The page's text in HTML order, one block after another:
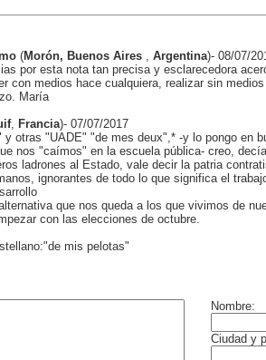
(Morón, Buenos Aires Argentina)- 08/07/
por esta nota tan precisa y esclarecedora
con medios hace cualquiera, realizar sin
María
, Francia)- 07/07/2017
y otras "UADE" "de mes deux",* -y lo pongo en
nos "caímos" en la escuela pública- creo,
ladrones al Estado, vale decir la patria
ignorantes de todo lo que significa el
que nos queda a los que vivimos de
con las elecciones de octubre.
mis pelotas"